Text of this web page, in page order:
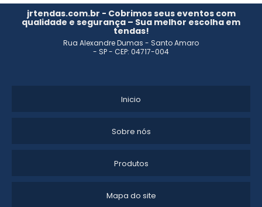
LOCAÇÃO DE TENDAS E COBERTURAS
ALUGUEL DE TENDAS EM SÃO ROQUE
ALUGUEL DE TENDAS PREÇO
ALUGUEL DE TENDA CHAPÉU DE BRUXA
LOCAÇÃO DE TENDAS PARA CASAMENTO EM CAMPINAS
jrtendas.com.br - Cobrimos seus eventos com
qualidade e segurança – Sua melhor escolha em
tendas!
Rua Alexandre Dumas - Santo Amaro
- SP - CEP: 04717-004
Inicio
Sobre nós
Produtos
Mapa do site